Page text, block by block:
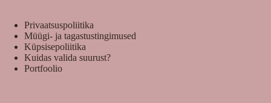
Privaatsuspoliitika
Müügi- ja tagastustingimused
Küpsisepoliitika
Kuidas valida suurust?
Portfoolio